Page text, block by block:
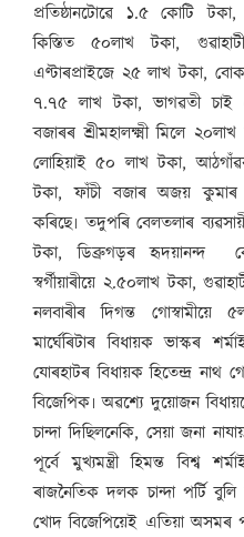
প্ৰতিষ্ঠানটোৱে ১.৫ কোটি
কিস্তিত ৫০লাখ টকা,
এণ্টাৰপ্ৰাইজে ২৫ লাখ টকা,
৭.৭৫ লাখ টকা, ভাগৱতী চাই
বজাৰৰ শ্ৰীমহালক্ষ্মী মিলে
লোহিয়াই ৫০ লাখ টকা,
টকা, ফাঁচী বজাৰ অজয় কুমাৰ
কৰিছে৷ তদুপৰি বেলতলাৰ
টকা, ডিব্ৰুগড়ৰ হৃদয়ানন্দ
স্বৰ্গীয়াৰীয়ে ২.৫০লাখ টকা,
নলবাৰীৰ দিগন্ত গোস্বামীয়ে
মাৰ্ঘেৰিটাৰ বিধায়ক ভাস্কৰ
যোৰহাটৰ বিধায়ক হিতেন্দ্ৰ নাথ
বিজেপিক৷ অৱশ্যে দুয়োজন
চান্দা দিছিলনেকি, সেয়া জনা
পূৰ্বে মুখ্যমন্ত্ৰী হিমন্ত বিশ্ব
ৰাজনৈতিক দলক চান্দা পৰ্টি
খোদ বিজেপিয়েই এতিয়া অসমৰ